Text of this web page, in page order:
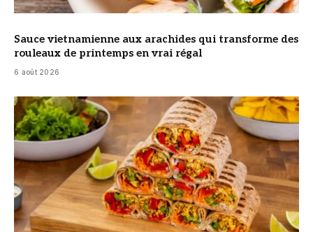
Sauce vietnamienne aux arachides qui transforme des
rouleaux de printemps en vrai régal
6 août 2026
© DR